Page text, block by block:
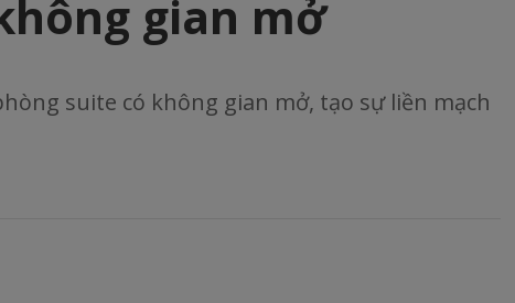
gian mở
suite có không gian mở, tạo sự liền mạch